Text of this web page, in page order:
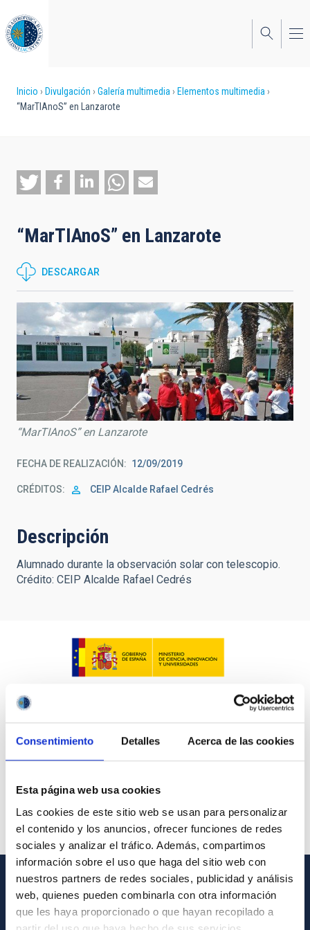
Consentimiento Detalles Acerca de las cookies
Esta página web usa cookies
Las cookies de este sitio web se usan para personalizar
el contenido y los anuncios, ofrecer funciones de redes
sociales y analizar el tráfico. Además, compartimos
información sobre el uso que haga del sitio web con
nuestros partners de redes sociales, publicidad y análisis
web, quienes pueden combinarla con otra información
que les haya proporcionado o que hayan recopilado a
al
contenido
principal
Sobrescribir
ayuda
a
navegación
Inicio Divulgación Galería multimedia
Elementos multimedia
“MarTIAnoS” en Lanzarote
“MarTIAnoS” en Lanzarote
DESCARGAR
“MarTIAnoS” en Lanzarote
FECHA DE REALIZACIÓN 12/09/2019
CRÉDITOS CEIP Alcalde Rafael Cedrés
Descripción
Alumnado durante la observación solar con telescopio.
Crédito: CEIP Alcalde Rafael Cedrés
INFORMACIÓN GENERAL
Contacto